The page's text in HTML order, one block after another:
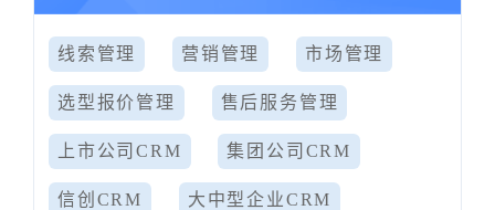
线索管理 营销管理 市场管理
选型报价管理 售后服务管理
上市公司CRM 集团公司CRM
信创CRM 大中型企业CRM